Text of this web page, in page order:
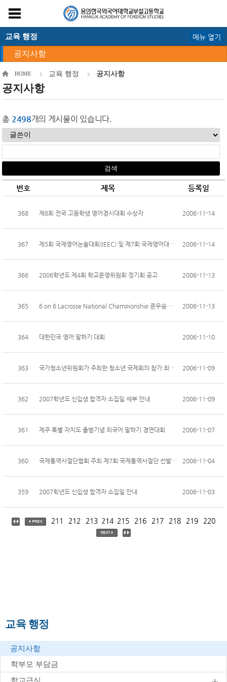
교육 행정
공지사항
메뉴 열기
HOME 교육 행정 공지사항
공지사항
총 2498개의 게시물이 있습니다.
번호 제목 등록일
368 제8회 전국 고등학생 영어경시대회 수상자 2006-11-14
367 제5회 국제영어논술대회(IEEC) 및 제7회 국제영어대회(IET) 수상자 LIST 2006-11-14
366 2006학년도 제4회 학교운영위원회 정기회 공고 2006-11-13
365 6 on 6 Lacrosse National Championship 준우승 및 3위 입상 2006-11-13
364 대한민국 영어 말하기 대회 2006-11-10
363 국가청소년위원회가 주최한 청소년 국제회의 참가 최종합격자(축하) 2006-11-09
362 2007학년도 신입생 합격자 소집일 세부 안내 2006-11-09
361 제주 특별 자치도 출범기념 외국어 말하기 경연대회 2006-11-07
360 국제통역사절단협회 주최 제7회 국제통역사절단 선발대회 수상(축하) 2006-11-04
359 2007힉년도 신입생 합격자 소집일 안내 2006-11-03
211 212 213 214 215 216 217 218 219 220
교육 행정
공지사항
학부모 부담금